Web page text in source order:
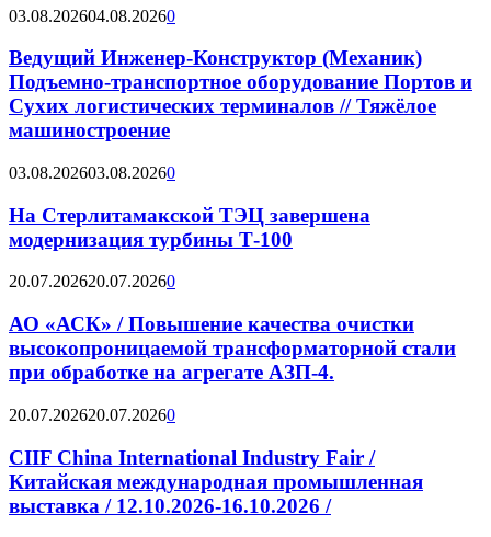
03.08.202604.08.20260
Ведущий Инженер-Конструктор (Механик)
Подъемно-транспортное оборудование Портов и
Сухих логистических терминалов // Тяжёлое
машиностроение
03.08.202603.08.20260
На Стерлитамакской ТЭЦ завершена
модернизация турбины Т-100
20.07.202620.07.20260
АО «АСК» / Повышение качества очистки
высокопроницаемой трансформаторной стали
при обработке на агрегате АЗП-4.
20.07.202620.07.20260
CIIF China International Industry Fair /
Китайская международная промышленная
выставка / 12.10.2026-16.10.2026 /